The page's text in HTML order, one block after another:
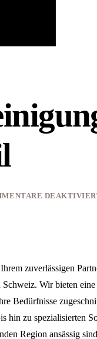
zuverlässigen
Wir bieten
Bedürfnisse
hin zu spezialisierten
Region ansässig